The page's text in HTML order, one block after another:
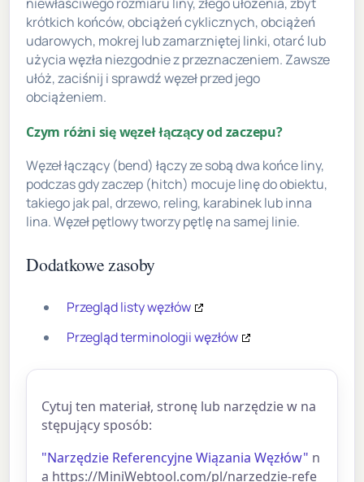
krótkich końców, obciążeń cyklicznych, obciążeń
udarowych, mokrej lub zamarzniętej linki, otarć lub
użycia węzła niezgodnie z przeznaczeniem. Zawsze
ułóż, zaciśnij i sprawdź węzeł przed jego
obciążeniem.
Czym różni się węzeł łączący od zaczepu?
Węzeł łączący (bend) łączy ze sobą dwa końce liny,
podczas gdy zaczep (hitch) mocuje linę do obiektu,
takiego jak pal, drzewo, reling, karabinek lub inna
lina. Węzeł pętlowy tworzy pętlę na samej linie.
Dodatkowe zasoby
Przegląd listy węzłów
Przegląd terminologii węzłów
Cytuj ten materiał, stronę lub narzędzie w na
stępujący sposób:
"Narzędzie Referencyjne Wiązania Węzłów" n
a https://MiniWebtool.com/pl/narzedzie-refe